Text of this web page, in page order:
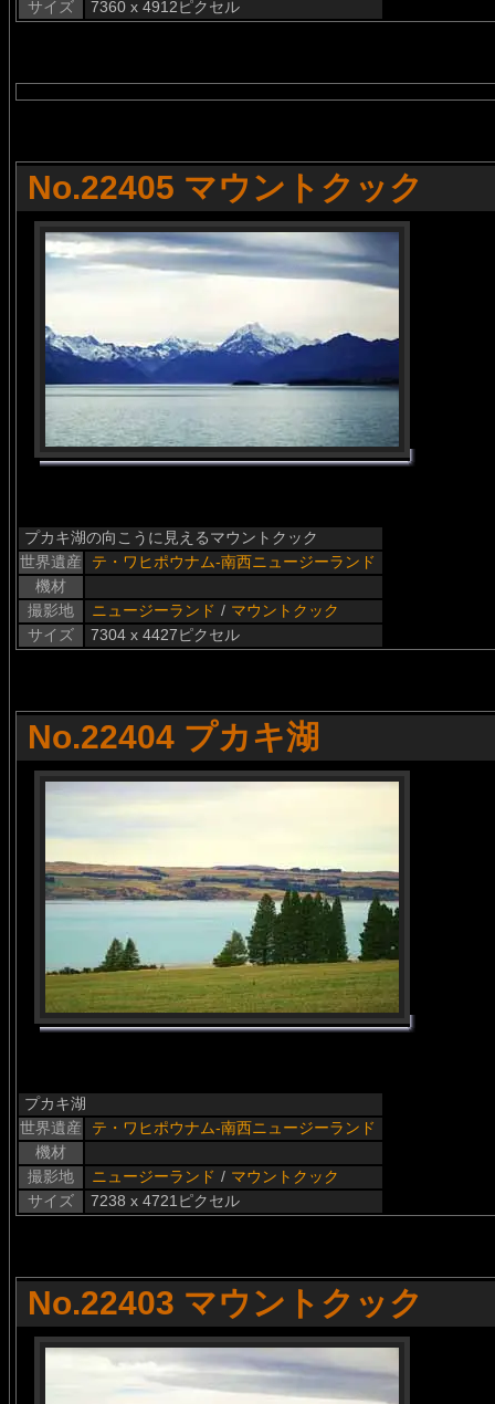
サイズ 7360 x 4912ピクセル
No.22405 マウントクック
プカキ湖の向こうに見えるマウントクック
世界遺産
テ・ワヒポウナム-南西ニュージーランド
機材
撮影地
ニュージーランド / マウントクック
サイズ
7304 x 4427ピクセル
No.22404 プカキ湖
プカキ湖
世界遺産
テ・ワヒポウナム-南西ニュージーランド
機材
撮影地
ニュージーランド / マウントクック
サイズ
7238 x 4721ピクセル
No.22403 マウントクック